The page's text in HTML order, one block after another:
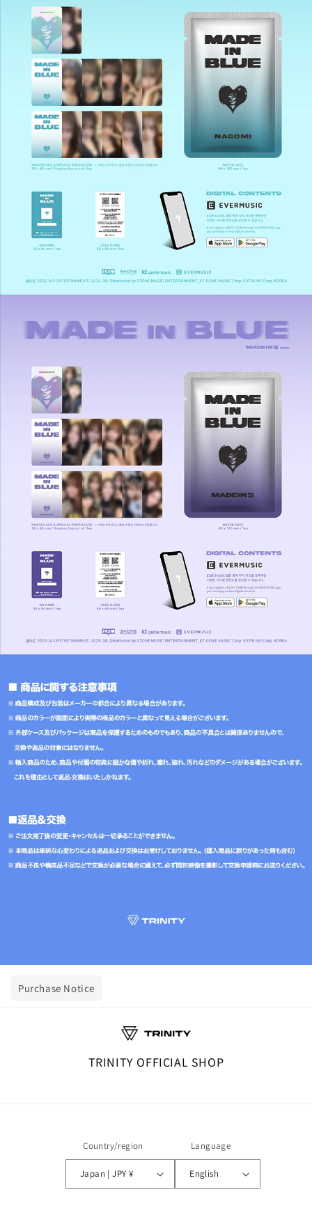
Purchase Notice
TRINITY OFFICIAL SHOP
Country/region
Japan | JPY ¥
Language
English